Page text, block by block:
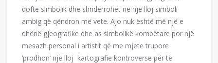
qoftë simbolik dhe shndërrohet në një lloj simboli
ambig që qëndron më vete. Ajo nuk është më një e
dhënë gjeografike dhe as simbolikë kombëtare por një
mesazh personal i artistit që me mjete trupore
‘prodhon’ një lloj kartografie kontroverse për të